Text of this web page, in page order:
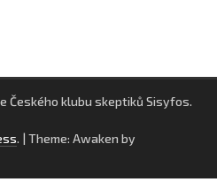
Českého klubu skeptiků Sisyfos.
. | Theme: Awaken by